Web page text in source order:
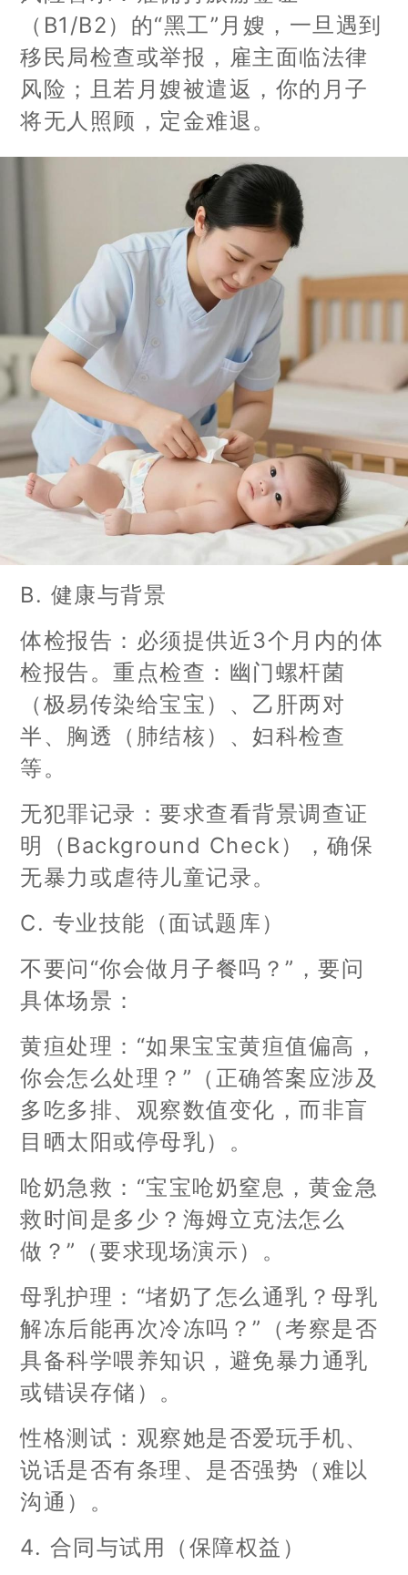
（B1/B2）的“黑工”月嫂，一旦遇到
移民局检查或举报，雇主面临法律
风险；且若月嫂被遣返，你的月子
将无人照顾，定金难退。
B. 健康与背景
体检报告：必须提供近3个月内的体
检报告。重点检查：幽门螺杆菌
（极易传染给宝宝）、乙肝两对
半、胸透（肺结核）、妇科检查
等。
无犯罪记录：要求查看背景调查证
明（Background Check），确保
无暴力或虐待儿童记录。
C. 专业技能（面试题库）
不要问“你会做月子餐吗？”，要问
具体场景：
黄疸处理：“如果宝宝黄疸值偏高，
你会怎么处理？”（正确答案应涉及
多吃多排、观察数值变化，而非盲
目晒太阳或停母乳）。
呛奶急救：“宝宝呛奶窒息，黄金急
救时间是多少？海姆立克法怎么
做？”（要求现场演示）。
母乳护理：“堵奶了怎么通乳？母乳
解冻后能再次冷冻吗？”（考察是否
具备科学喂养知识，避免暴力通乳
或错误存储）。
性格测试：观察她是否爱玩手机、
说话是否有条理、是否强势（难以
沟通）。
4. 合同与试用（保障权益）